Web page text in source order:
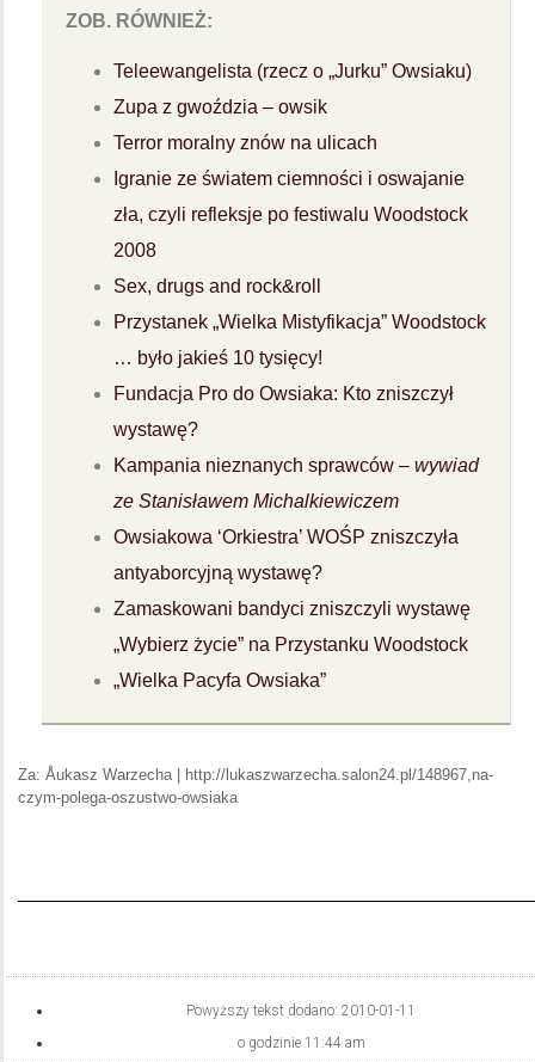
ZOB. RÓWNIEŻ:
Teleewangelista (rzecz o „Jurku” Owsiaku)
Zupa z gwoździa – owsik
Terror moralny znów na ulicach
Igranie ze światem ciemności i oswajanie
zła, czyli refleksje po festiwalu Woodstock
2008
Sex, drugs and rock&roll
Przystanek „Wielka Mistyfikacja” Woodstock
… było jakieś 10 tysięcy!
Fundacja Pro do Owsiaka: Kto zniszczył
wystawę?
Kampania nieznanych sprawców – wywiad
ze Stanisławem Michalkiewiczem
Owsiakowa ‘Orkiestra’ WOŚP zniszczyła
antyaborcyjną wystawę?
Zamaskowani bandyci zniszczyli wystawę
„Wybierz życie” na Przystanku Woodstock
„Wielka Pacyfa Owsiaka”
Za: Åukasz Warzecha | http://lukaszwarzecha.salon24.pl/148967,na-
czym-polega-oszustwo-owsiaka
Powyższy tekst dodano: 2010-01-11
o godzinie 11:44 am